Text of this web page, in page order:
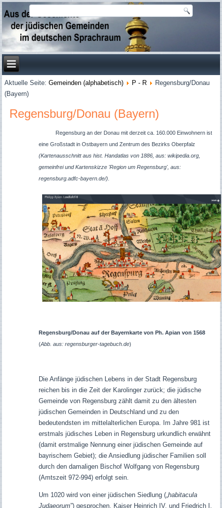
Aktuelle Seite:Gemeinden (alphabetisch) P - R
Regensburg/Donau
(Bayern)
Regensburg/Donau (Bayern)
Regensburg an der Donau mit derzeit ca. 160.000 Einwohnern ist
eine Großstadt in Ostbayern und Zentrum des Bezirks Oberpfalz
(Kartenausschnitt aus hist. Handatlas von 1886, aus: wikipedia.org,
gemeinfrei und Kartenskizze 'Region um Regensburg', aus:
regensburg.adfc-bayern.de/).
Regensburg/Donau auf der Bayernkarte von Ph. Apian von 1568
(Abb. aus: regensburger-tagebuch.de)
Die Anfänge jüdischen Lebens in der Stadt Regensburg
reichen bis in die Zeit der Karolinger zurück; die jüdische
Gemeinde von Regensburg zählt damit zu den ältesten
jüdischen Gemeinden in Deutschland und zu den
bedeutendsten im mittelalterlichen Europa. Im Jahre 981 ist
erstmals jüdisches Leben in Regensburg urkundlich erwähnt
(damit erstmalige Nennung einer jüdischen Gemeinde auf
bayrischem Gebiet); die Ansiedlung jüdischer Familien soll
durch den damaligen Bischof Wolfgang von Regensburg
(Amtszeit 972-994) erfolgt sein.
Um 1020 wird von einer jüdischen Siedlung („habitacula
Judaeorum”) gesprochen. Kaiser Heinrich IV. und Friedrich I.